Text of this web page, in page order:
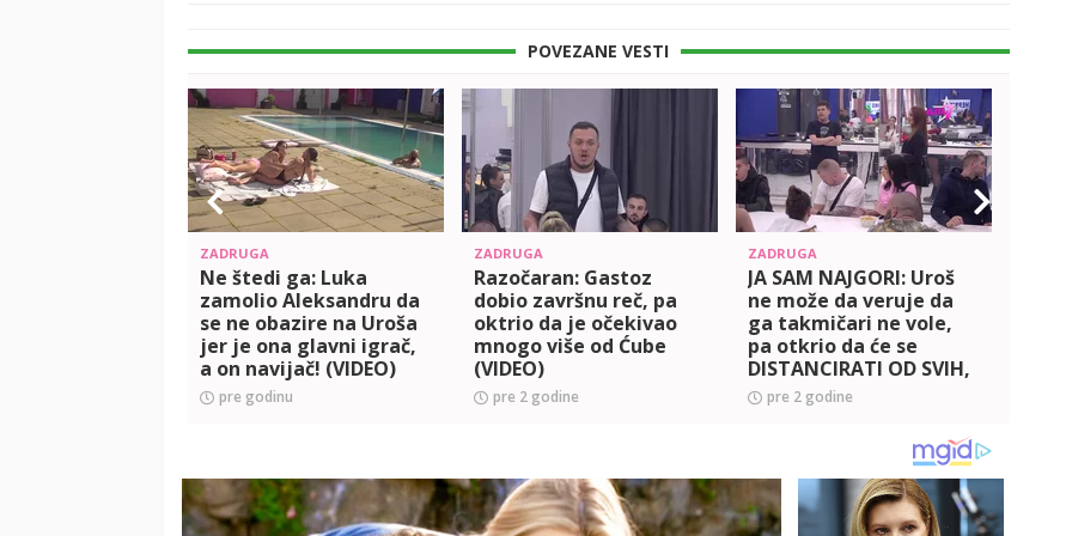
POVEZANE VESTI
ZADRUGA
Ne štedi ga: Luka
zamolio Aleksandru da
se ne obazire na Uroša
jer je ona glavni igrač,
a on navijač! (VIDEO)
pre godinu
ZADRUGA
Razočaran: Gastoz
dobio završnu reč, pa
oktrio da je očekivao
mnogo više od Ćube
(VIDEO)
pre 2 godine
ZADRUGA
JA SAM NAJGORI: Uroš
ne može da veruje da
ga takmičari ne vole,
pa otkrio da će se
DISTANCIRATI OD SVIH,
pa je Janjuš dao svoj
sud o ponašanju svog RI
pre 2 godine